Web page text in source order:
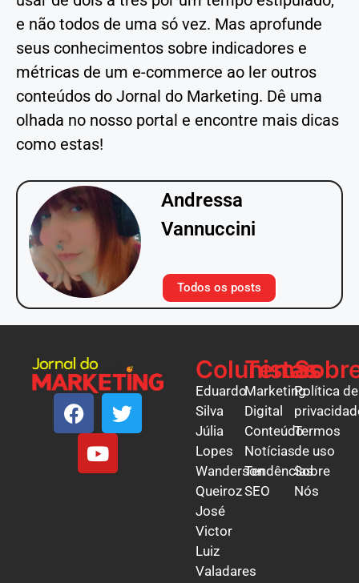
e não todos de uma só vez. Mas aprofunde
seus conhecimentos sobre indicadores e
métricas de um e-commerce ao ler outros
conteúdos do Jornal do Marketing. Dê uma
olhada no nosso portal e encontre mais dicas
como estas!
Andressa
Vannuccini
Todos os posts
Colunistas
Eduardo
Silva
Júlia
Lopes
Wanderson
Queiroz
José
Victor
Luiz
Valadares
Temas
Marketing
Digital
Conteúdo
Notícias
Tendências
SEO
Política de
Termos
de uso
Sobre
Nós